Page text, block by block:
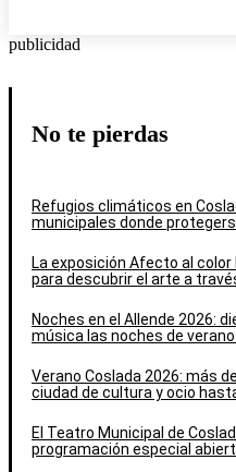
publicidad
No te pierdas
Refugios climáticos en
municipales donde
La exposición Afecto al
para descubrir el arte a
Noches en el Allende 2026:
música las noches de
Verano Coslada 2026: más
ciudad de cultura y ocio
El Teatro Municipal de
programación especial